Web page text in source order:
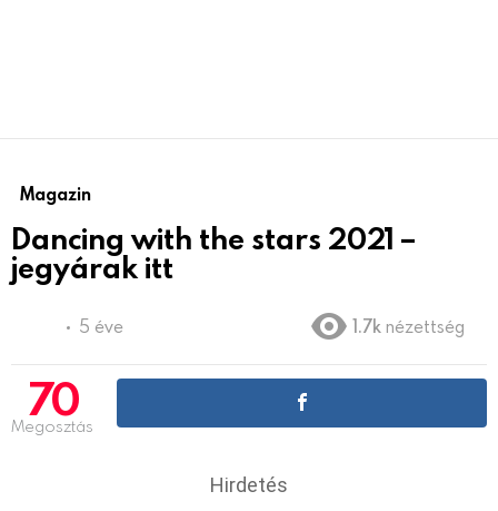
Magazin
Dancing with the stars 2021 –
jegyárak itt
5 éve 1.7k nézettség
70
Megosztás
Hirdetés